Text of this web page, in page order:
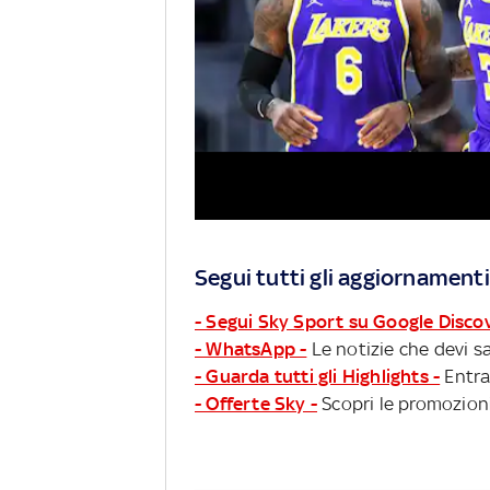
Segui tutti gli
- Segui Sky Sport su Google
- WhatsApp - Le notizie che devi
- Guarda tutti gli Highlights -
- Offerte Sky - Scopri le